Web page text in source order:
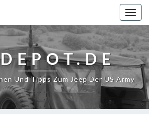
Und Tipps Zum Jeep Der US Army